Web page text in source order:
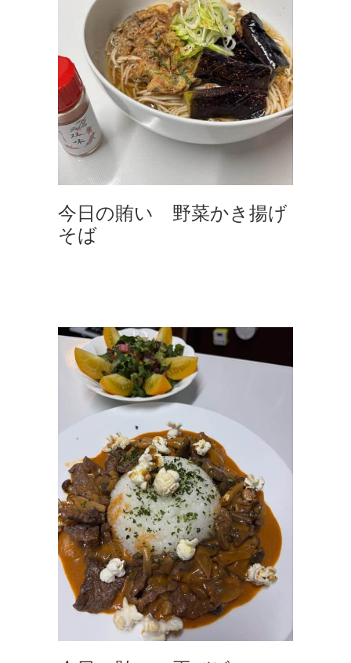
今日の賄い 野菜かき揚げ
そば